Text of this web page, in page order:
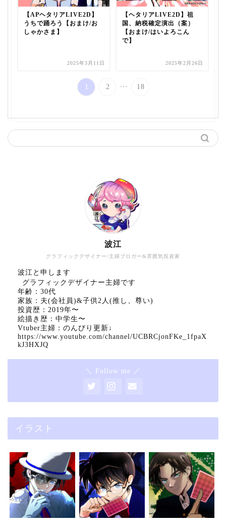
【APヘタリアLIVE2D】
うちで踊ろう【おまけ/お
しゃかさま】
2025年3月11日
【ヘタリアLIVE2D】祖
国、納税確定演出（案）
【おまけ/はいよろこん
で】
2025年2月26日
2 ... 18
グラフィックデザイナー/主婦ブロガー&雰囲気投資家
波江
波江と申します
グラフィックデザイナー主婦です
年齢：30代
家族：夫(会社員)&子供2人(推し、尊い)
投資歴：2019年〜
絵描き歴：中学生〜
Vtuber主婦：のんびり更新↓
https://www.youtube.com/channel/UCBRCjonFKe_1fpaX
kJ3HXJQ
＼ Follow me ／
イラスト